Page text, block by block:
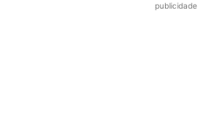
publicidade